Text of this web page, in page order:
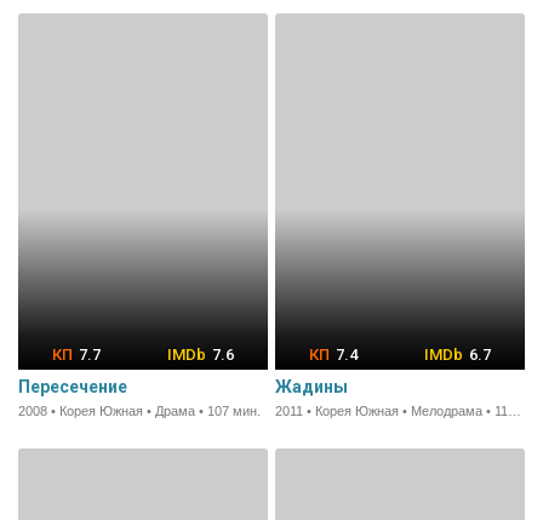
7.7 7.6
Пересечение
2008 • Корея Южная • Драма • 107 мин.
7.4 6.7
Жадины